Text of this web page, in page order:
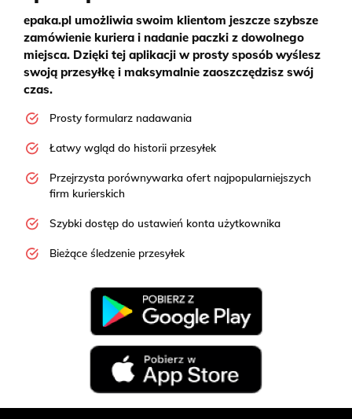
epaka.pl umożliwia swoim klientom jeszcze szybsze
zamówienie kuriera i nadanie paczki z dowolnego
miejsca. Dzięki tej aplikacji w prosty sposób wyślesz
swoją przesyłkę i maksymalnie zaoszczędzisz swój
czas.
Prosty formularz nadawania
Łatwy wgląd do historii przesyłek
Przejrzysta porównywarka ofert najpopularniejszych
firm kurierskich
Szybki dostęp do ustawień konta użytkownika
Bieżące śledzenie przesyłek